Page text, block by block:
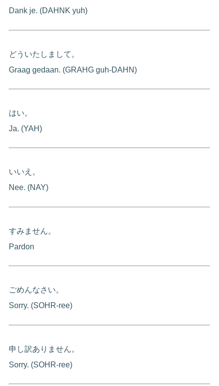
Dank je. (DAHNK yuh)
どういたしまして。
Graag gedaan. (GRAHG guh-DAHN)
はい。
Ja. (YAH)
いいえ。
Nee. (NAY)
すみません。
Pardon
ごめんなさい。
Sorry. (SOHR-ree)
申し訳ありません。
Sorry. (SOHR-ree)